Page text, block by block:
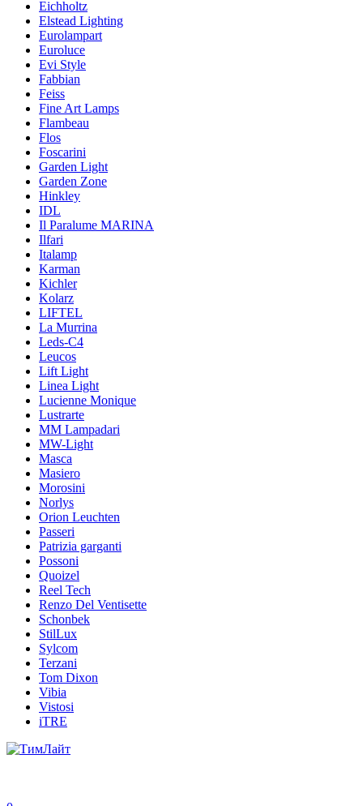
Eichholtz
Elstead Lighting
Eurolampart
Euroluce
Evi Style
Fabbian
Feiss
Fine Art Lamps
Flambeau
Flos
Foscarini
Garden Light
Garden Zone
Hinkley
IDL
Il Paralume MARINA
Ilfari
Italamp
Karman
Kichler
Kolarz
LIFTEL
La Murrina
Leds-C4
Leucos
Lift Light
Linea Light
Lucienne Monique
Lustrarte
MM Lampadari
MW-Light
Masca
Masiero
Morosini
Norlys
Orion Leuchten
Passeri
Patrizia garganti
Possoni
Quoizel
Reel Tech
Renzo Del Ventisette
Schonbek
StilLux
Sylcom
Terzani
Tom Dixon
Vibia
Vistosi
iTRE